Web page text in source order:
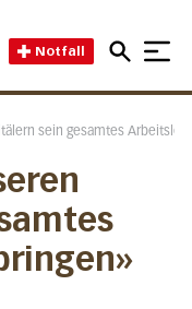
Notfall
sein gesamtes